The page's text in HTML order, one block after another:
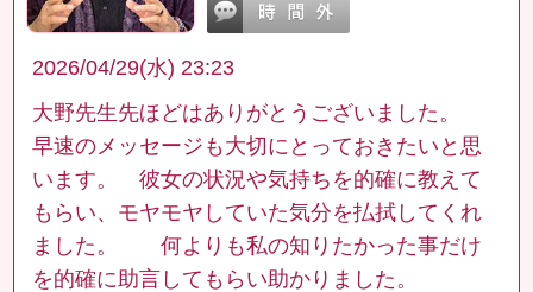
2026/04/29(水) 23:23
大野先生先ほどはありがとうございました。
早速のメッセージも大切にとっておきたいと思
います。 彼女の状況や気持ちを的確に教えて
もらい、モヤモヤしていた気分を払拭してくれ
ました。 何よりも私の知りたかった事だけ
を的確に助言してもらい助かりました。